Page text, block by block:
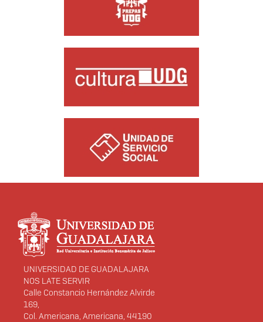
Información del
portal
UNIVERSIDAD DE GUADALAJARA
NOS LATE SERVIR
Calle Constancio Hernández Alvirde
169,
Col. Americana, Americana, 44190